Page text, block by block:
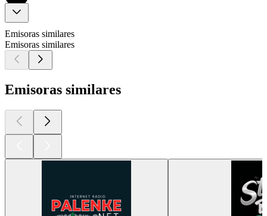
Emisoras similares
Emisoras similares
Emisoras similares